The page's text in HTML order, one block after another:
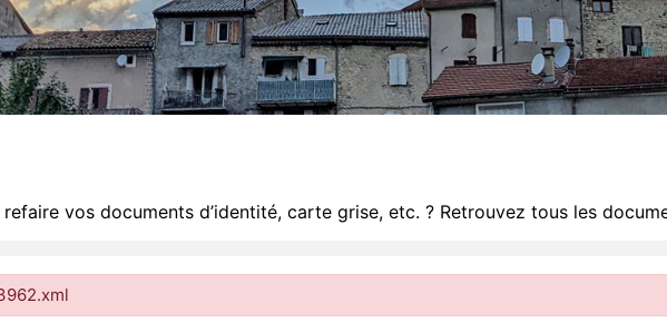
vos documents d’identité, carte grise, etc. ? Retrouvez tous les